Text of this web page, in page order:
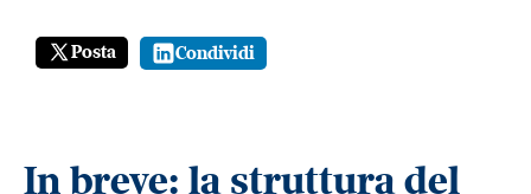
Posta Condividi
In breve: la struttura del